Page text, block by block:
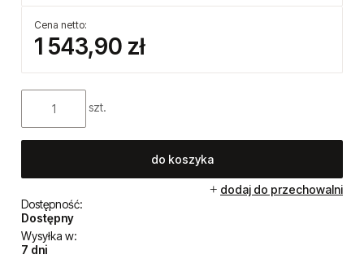
Cena netto:
1 543,90 zł
szt.
do koszyka
dodaj do przechowalni
Dostępność:
Dostępny
Wysyłka w:
7 dni